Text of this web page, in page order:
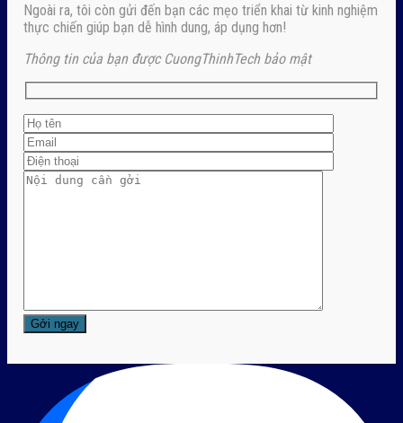
Ngoài ra, tôi còn gửi đến bạn các mẹo triển khai từ kinh nghiệm
thực chiến giúp bạn dễ hình dung, áp dụng hơn!
Thông tin của bạn được CuongThinhTech bảo mật